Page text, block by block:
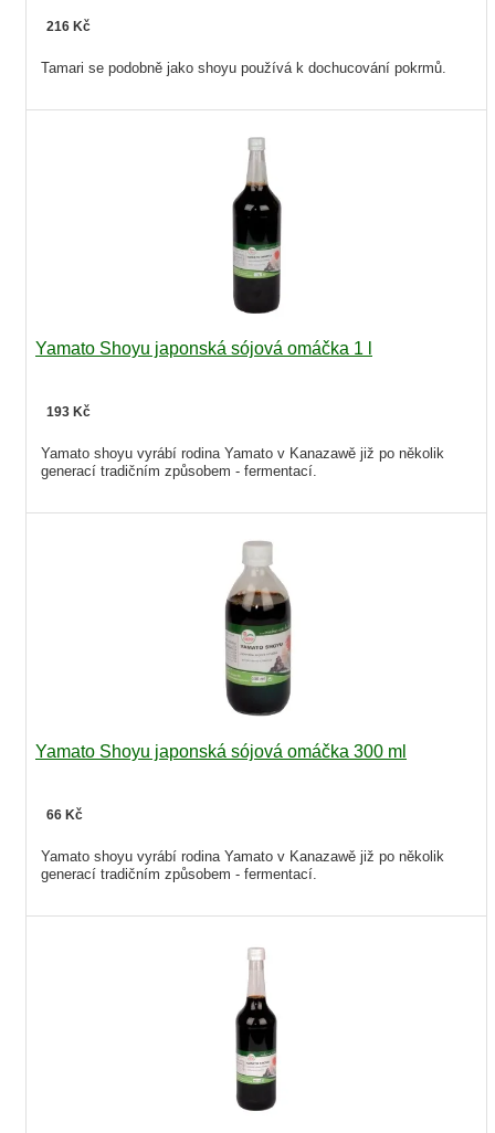
216 Kč
Tamari se podobně jako shoyu používá k dochucování pokrmů.
Yamato Shoyu japonská sójová omáčka 1 l
193 Kč
Yamato shoyu vyrábí rodina Yamato v Kanazawě již po několik
generací tradičním způsobem - fermentací.
Yamato Shoyu japonská sójová omáčka 300 ml
66 Kč
Yamato shoyu vyrábí rodina Yamato v Kanazawě již po několik
generací tradičním způsobem - fermentací.